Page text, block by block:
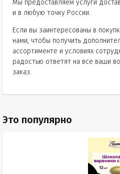
Мы предоставляем услуги
и в любую точку России.
Если вы заинтересованы в
нами, чтобы получить
ассортименте и условиях
радостью ответят на все ваши
заказ.
Это популярно